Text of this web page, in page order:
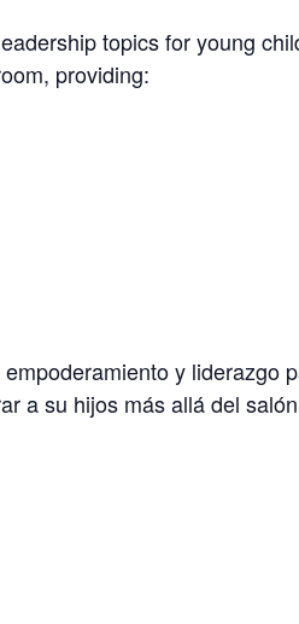
topics for young
providing:
y liderazgo
a su hijos más allá del